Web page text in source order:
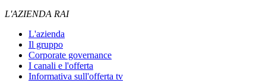
L'AZIENDA RAI
L'azienda
Il gruppo
Corporate governance
I canali e l'offerta
Informativa sull'offerta tv